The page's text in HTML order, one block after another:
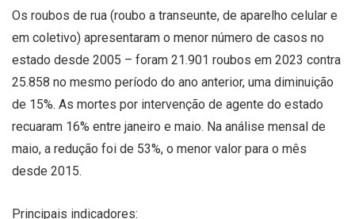
Os roubos de rua (roubo a transeunte, de aparelho celular e
em coletivo) apresentaram o menor número de casos no
estado desde 2005 – foram 21.901 roubos em 2023 contra
25.858 no mesmo período do ano anterior, uma diminuição
de 15%. As mortes por intervenção de agente do estado
recuaram 16% entre janeiro e maio. Na análise mensal de
maio, a redução foi de 53%, o menor valor para o mês
desde 2015.
Principais indicadores: